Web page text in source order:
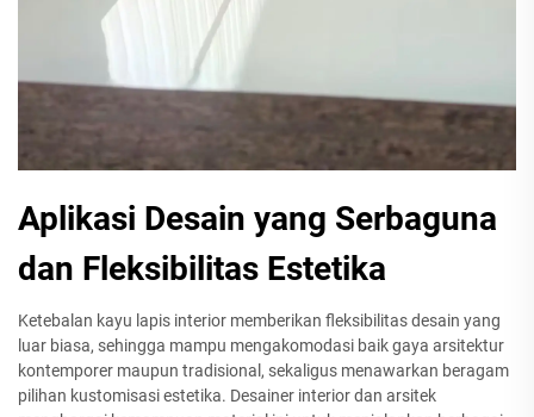
Aplikasi Desain yang Serbaguna
dan Fleksibilitas Estetika
Ketebalan kayu lapis interior memberikan fleksibilitas desain yang
luar biasa, sehingga mampu mengakomodasi baik gaya arsitektur
kontemporer maupun tradisional, sekaligus menawarkan beragam
pilihan kustomisasi estetika. Desainer interior dan arsitek